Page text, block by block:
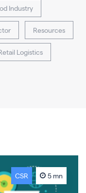
Industry
Resources
Logistics
CSR 5 mn